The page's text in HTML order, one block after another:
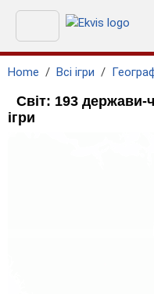
Home Всі ігри
Світ: 193 держави-
ігри